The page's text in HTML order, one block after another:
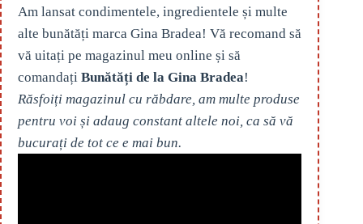
Am lansat condimentele, ingredientele și multe
alte bunătăți marca Gina Bradea! Vă recomand să
vă uitați pe magazinul meu online și să
comandați Bunătăți de la Gina Bradea!
Răsfoiți magazinul cu răbdare, am multe produse
pentru voi și adaug constant altele noi, ca să vă
bucurați de tot ce e mai bun.